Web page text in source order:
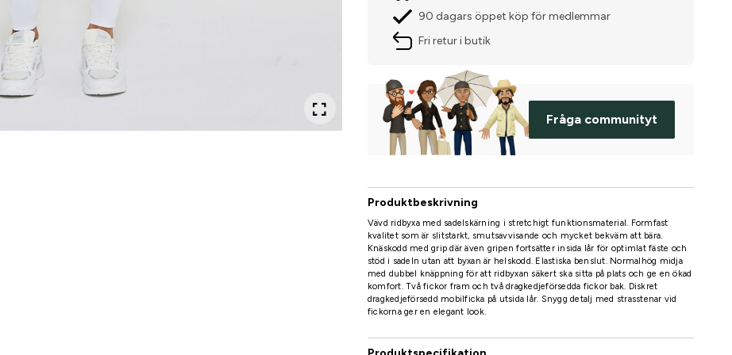
90 dagars öppet köp för medlemmar
Fri retur i butik
Fråga communityt
Produktbeskrivning
Vävd ridbyxa med sadelskärning i stretchigt funktionsmaterial. Formfast
kvalitet som är slitstarkt, smutsavvisande och mycket bekväm att bära.
Knäskodd med grip där även gripen fortsätter insida lår för optimlat fäste och
stöd i sadeln utan att byxan är helskodd. Elastiska benslut. Normalhög midja
med dubbel knäppning för att ridbyxan säkert ska sitta på plats och ge en ökad
komfort. Två fickor fram och två dragkedjeförsedda fickor bak. Diskret
dragkedjeförsedd mobilficka på utsida lår. Snygg detalj med strasstenar vid
fickorna ger en elegant look.